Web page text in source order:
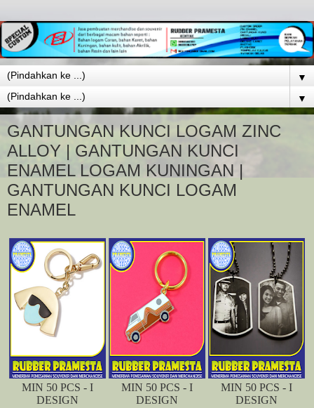
▼
▼
GANTUNGAN KUNCI LOGAM ZINC
ALLOY | GANTUNGAN KUNCI
ENAMEL LOGAM KUNINGAN |
GANTUNGAN KUNCI LOGAM
ENAMEL
MIN 50 PCS - I
DESIGN
MIN 50 PCS - I
DESIGN
MIN 50 PCS - I
DESIGN